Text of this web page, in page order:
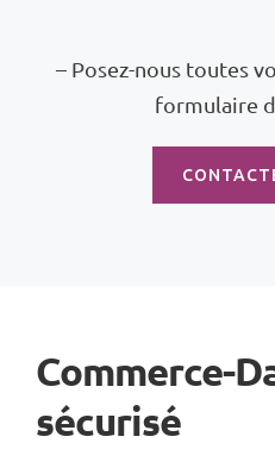
– Posez-nous toutes
formulaire
Commerce-
sécurisé